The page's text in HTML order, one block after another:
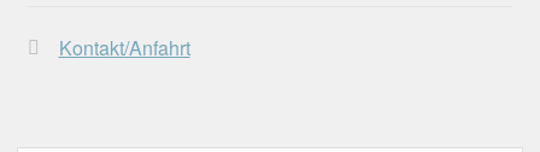
Kontakt/Anfahrt